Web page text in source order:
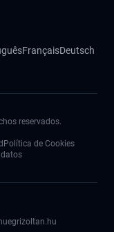
FrançaisDeutsch
reservados.
Política de Cookies
egrizoltan.hu